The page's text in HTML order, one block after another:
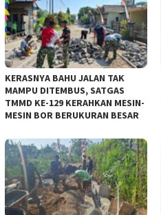
KERASNYA BAHU JALAN TAK
MAMPU DITEMBUS, SATGAS
TMMD KE-129 KERAHKAN MESIN-
MESIN BOR BERUKURAN BESAR